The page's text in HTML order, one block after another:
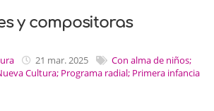
y compositoras
21 mar. 2025
Con alma de niños;
Cultura; Programa radial; Primera infancia